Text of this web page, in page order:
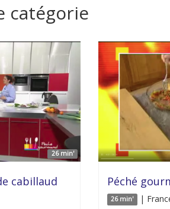
catégorie
26 min'
cabillaud Péché
26 min' |